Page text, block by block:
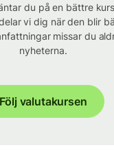
du på en bättre
vi dig när den blir
missar du
nyheterna.
Följ valutakursen